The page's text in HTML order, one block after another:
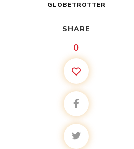
GLOBETROTTER
SHARE
0